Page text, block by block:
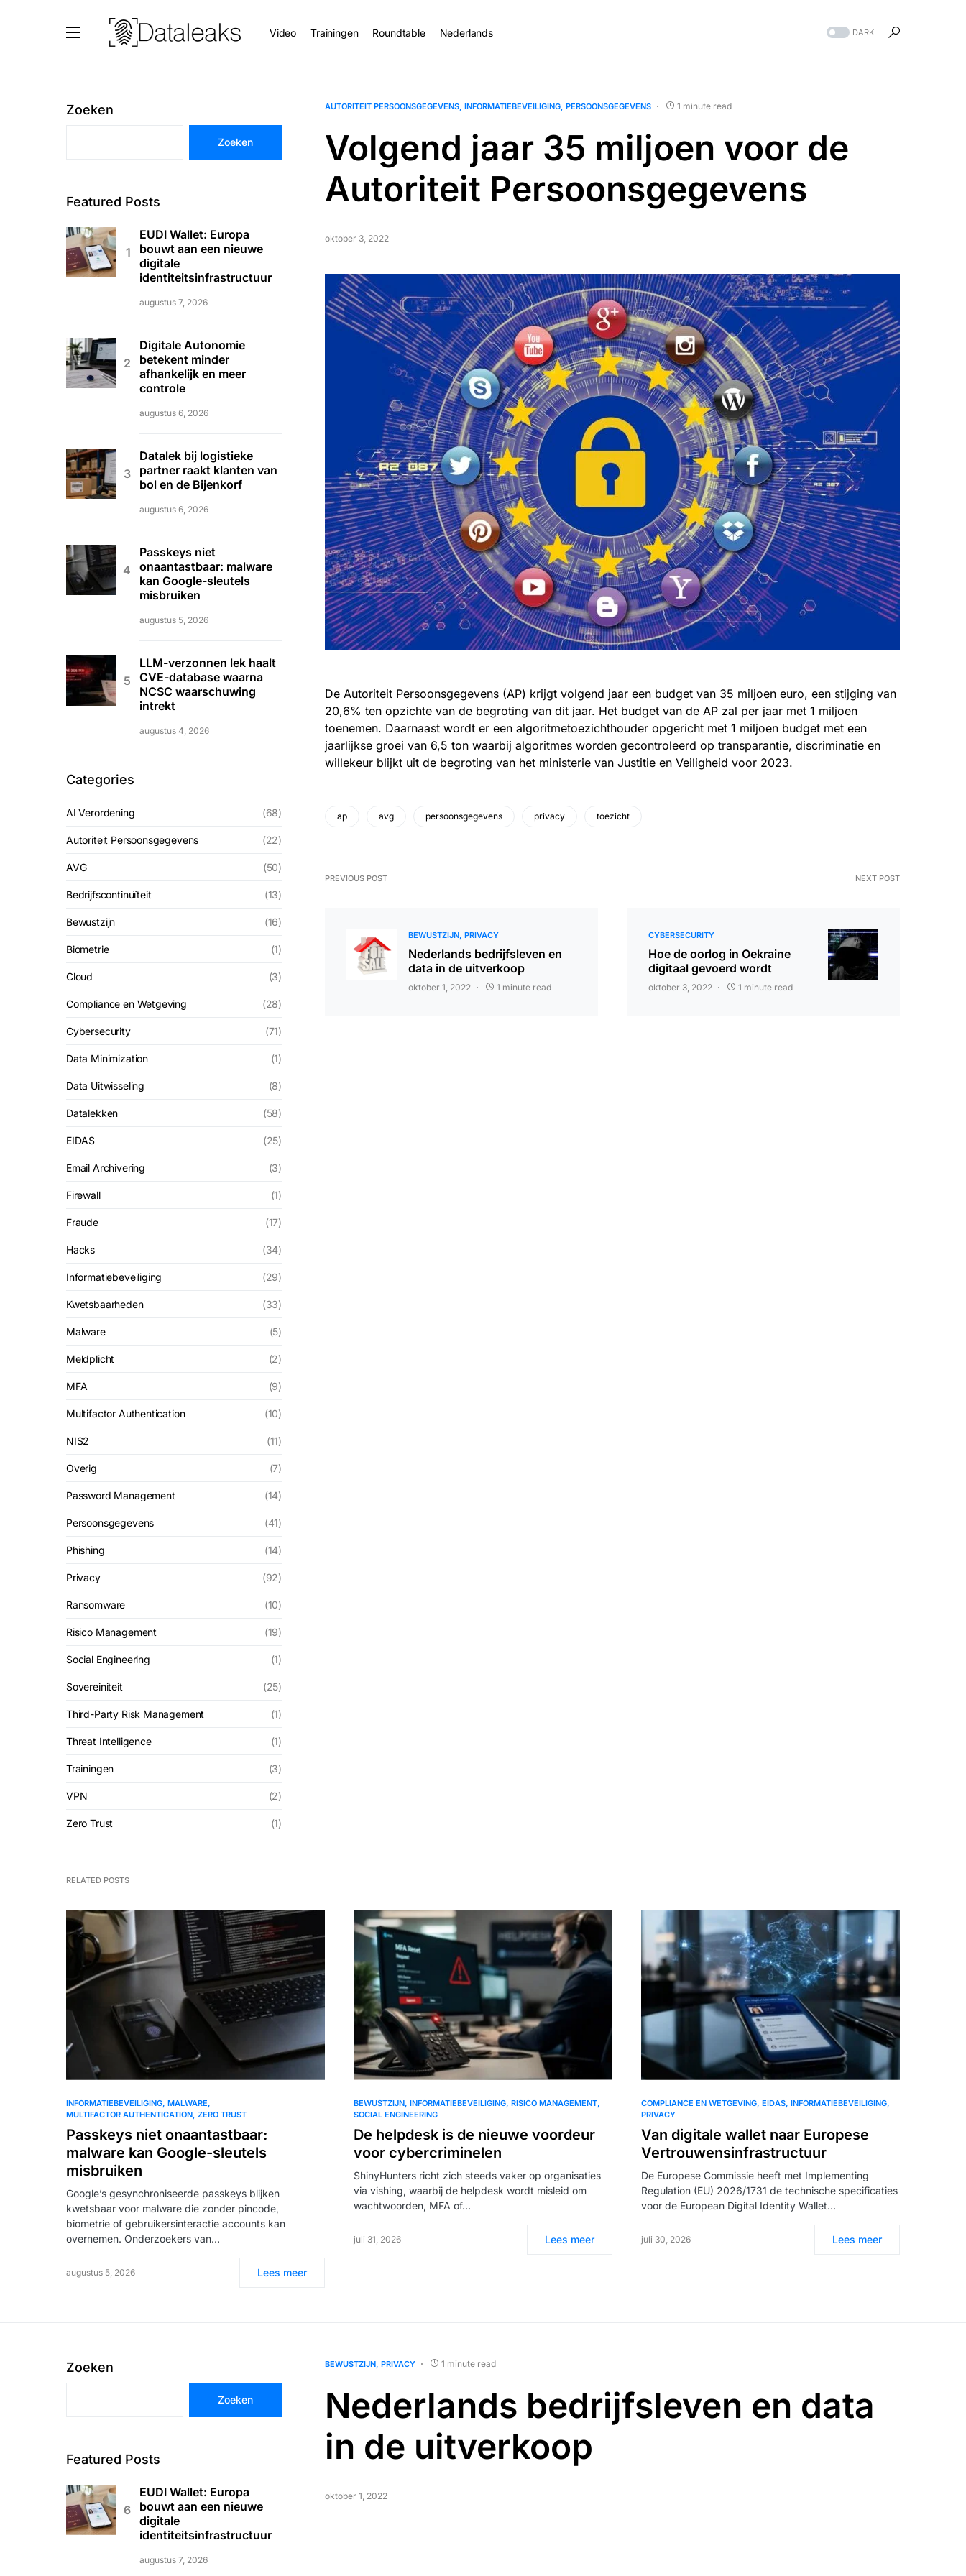
Video Trainingen Roundtable Nederlands DARK
AUTORITEIT PERSOONSGEGEVENS INFORMATIEBEVEILIGING PERSOONSGEGEVENS 1 minute read
Volgend jaar 35 miljoen voor de
Autoriteit Persoonsgegevens
oktober 3, 2022
De Autoriteit Persoonsgegevens (AP) krijgt volgend jaar een budget van 35 miljoen euro, een stijging van
20,6% ten opzichte van de begroting van dit jaar. Het budget van de AP zal per jaar met 1 miljoen
toenemen. Daarnaast wordt er een algoritmetoezichthouder opgericht met 1 miljoen budget met een
jaarlijkse groei van 6,5 ton waarbij algoritmes worden gecontroleerd op transparantie, discriminatie en
willekeur blijkt uit de begroting van het ministerie van Justitie en Veiligheid voor 2023.
ap avg persoonsgegevens privacy toezicht
PREVIOUS POST
BEWUSTZIJN PRIVACY
Nederlands bedrijfsleven en
data in de uitverkoop
oktober 1, 2022 1 minute read
NEXT POST
CYBERSECURITY
Hoe de oorlog in Oekraine
digitaal gevoerd wordt
oktober 3, 2022 1 minute read
Zoeken
Zoeken
Featured Posts
EUDI Wallet: Europa
bouwt aan een nieuwe
digitale
identiteitsinfrastructuur
augustus 7, 2026
Digitale Autonomie
betekent minder
afhankelijk en meer
controle
augustus 6, 2026
Datalek bij logistieke
partner raakt klanten van
bol en de Bijenkorf
augustus 6, 2026
Passkeys niet
onaantastbaar: malware
kan Google-sleutels
misbruiken
augustus 5, 2026
LLM-verzonnen lek haalt
CVE-database waarna
NCSC waarschuwing
intrekt
augustus 4, 2026
Categories
AI Verordening (68)
Autoriteit Persoonsgegevens (22)
AVG (50)
Bedrijfscontinuïteit (13)
Bewustzijn (16)
Biometrie (1)
Cloud (3)
Compliance en Wetgeving (28)
Cybersecurity (71)
Data Minimization (1)
Data Uitwisseling (8)
Datalekken (58)
EIDAS (25)
Email Archivering (3)
Firewall (1)
Fraude (17)
Hacks (34)
Informatiebeveiliging (29)
Kwetsbaarheden (33)
Malware (5)
Meldplicht (2)
MFA (9)
Multifactor Authentication (10)
NIS2 (11)
Overig (7)
Password Management (14)
Persoonsgegevens (41)
Phishing (14)
Privacy (92)
Ransomware (10)
Risico Management (19)
Social Engineering (1)
Sovereiniteit (25)
Third-Party Risk Management (1)
Threat Intelligence (1)
Trainingen (3)
VPN (2)
Zero Trust (1)
RELATED POSTS
INFORMATIEBEVEILIGING MALWARE
MULTIFACTOR AUTHENTICATION ZERO TRUST
Passkeys niet onaantastbaar:
malware kan Google-sleutels
misbruiken
Google’s gesynchroniseerde passkeys blijken
kwetsbaar voor malware die zonder pincode,
biometrie of gebruikersinteractie accounts kan
overnemen. Onderzoekers van…
augustus 5, 2026 Lees meer
BEWUSTZIJN INFORMATIEBEVEILIGING RISICO MANAGEMENT
SOCIAL ENGINEERING
De helpdesk is de nieuwe voordeur
voor cybercriminelen
ShinyHunters richt zich steeds vaker op organisaties
via vishing, waarbij de helpdesk wordt misleid om
wachtwoorden, MFA of…
juli 31, 2026 Lees meer
COMPLIANCE EN WETGEVING EIDAS INFORMATIEBEVEILIGING
PRIVACY
Van digitale wallet naar Europese
Vertrouwensinfrastructuur
De Europese Commissie heeft met Implementing
Regulation (EU) 2026/1731 de technische specificaties
voor de European Digital Identity Wallet…
juli 30, 2026 Lees meer
BEWUSTZIJN PRIVACY 1 minute read
Nederlands bedrijfsleven en data
in de uitverkoop
oktober 1, 2022
Zoeken
Zoeken
Featured Posts
EUDI Wallet: Europa
bouwt aan een nieuwe
digitale
identiteitsinfrastructuur
augustus 7, 2026